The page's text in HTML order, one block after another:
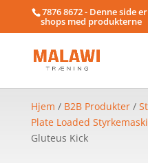
7876 8672 - Denne side
shops med produkterne
Hjem / B2B Produkter/
Plate Loaded
Gluteus Kick